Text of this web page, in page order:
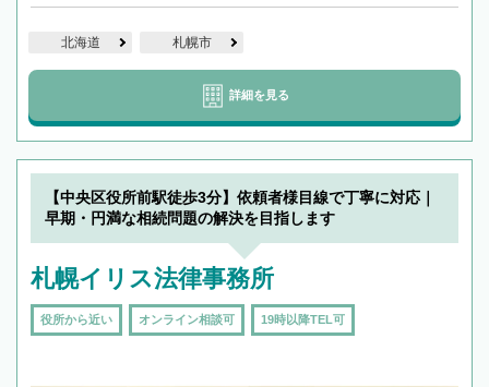
北海道 札幌市
詳細を見る
【中央区役所前駅徒歩3分】依頼者様目線で丁寧に対応｜
早期・円満な相続問題の解決を目指します
札幌イリス法律事務所
役所から近い オンライン相談可 19時以降TEL可